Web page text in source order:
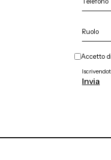
Accetto